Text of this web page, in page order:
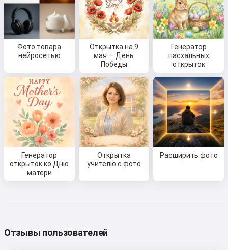
Фото товара
нейросетью
Открытка на 9
мая — День
Победы
Генератор
пасхальных
открыток
Генератор
открыток ко Дню
матери
Открытка
учителю с фото
Расширить фото
Отзывы пользователей
Привет 👋
Я могу создавать песни, писать
стихи и поздравления 🥰
Попробовать бесплатно
Я принимаю:Условия использования,
Политика конфиденциальности,
Политика возврата